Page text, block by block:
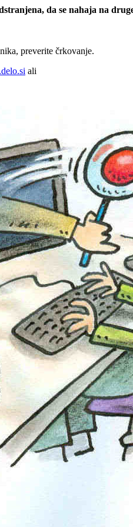
da se nahaja na
preverite črkovanje.
ali